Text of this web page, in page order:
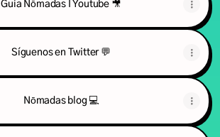
Guía Nōmadas I Youtube 🎥
Síguenos en Twitter 💬
Nōmadas blog 💻